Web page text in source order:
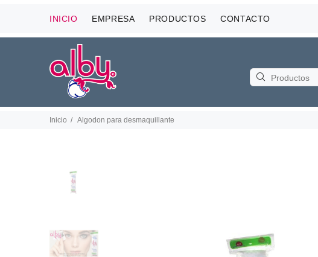
INICIO EMPRESA PRODUCTOS CONTACTO
Inicio Algodon para desmaquillante